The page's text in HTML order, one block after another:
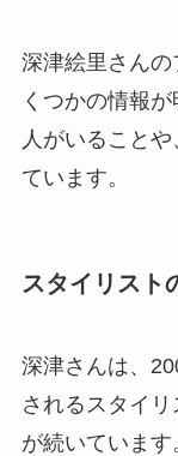
深津絵里さん
くつかの情報
人がいること
ています。
スタイリスト
深津さんは、
されるスタイ
が続いていま